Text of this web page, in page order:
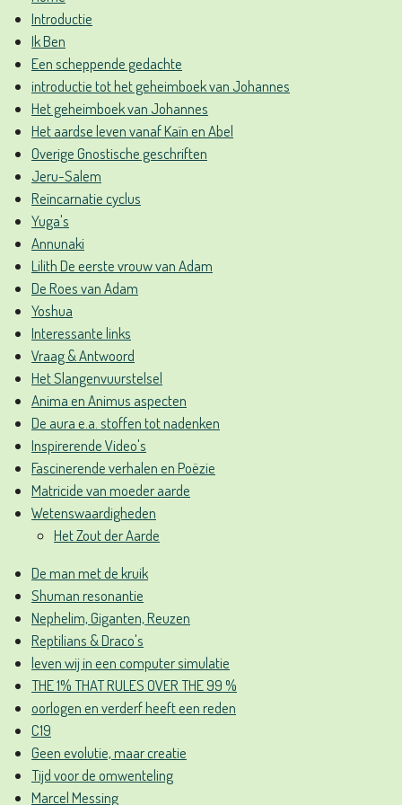
Introductie
Ik Ben
Een scheppende gedachte
introductie tot het geheimboek van Johannes
Het geheimboek van Johannes
Het aardse leven vanaf Kaïn en Abel
Overige Gnostische geschriften
Jeru-Salem
Reïncarnatie cyclus
Yuga's
Annunaki
Lilith De eerste vrouw van Adam
De Roes van Adam
Yoshua
Interessante links
Vraag & Antwoord
Het Slangenvuurstelsel
Anima en Animus aspecten
De aura e.a. stoffen tot nadenken
Inspirerende Video's
Fascinerende verhalen en Poëzie
Matricide van moeder aarde
Wetenswaardigheden
Het Zout der Aarde
De man met de kruik
Shuman resonantie
Nephelim, Giganten, Reuzen
Reptilians & Draco's
leven wij in een computer simulatie
THE 1% THAT RULES OVER THE 99 %
oorlogen en verderf heeft een reden
C19
Geen evolutie, maar creatie
Tijd voor de omwenteling
Marcel Messing